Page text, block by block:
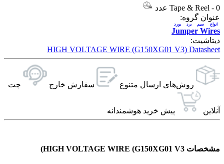
Tape & Reel - 0 عدد
عنوان گروه:
Jumper Wires
انواع سيم برد بورد
دیتاشیت:
HIGH VOLTAGE WIRE (G150XG01 V3) Datasheet
روش‌های ارسال‌ متنوع سفارش خارج چت
آنلاین پیش خرید هوشمندانه
مشخصات HIGH VOLTAGE WIRE (G150XG01 V3)